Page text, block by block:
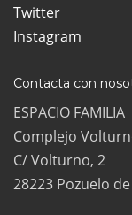
Twitter
Instagram
Contacta con
ESPACIO FAMILIA
Complejo
C/ Volturno, 2
28223 Pozuelo